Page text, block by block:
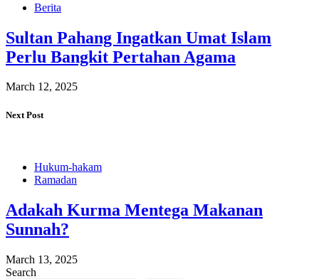
Berita
Sultan Pahang Ingatkan Umat Islam
Perlu Bangkit Pertahan Agama
March 12, 2025
Next Post
Hukum-hakam
Ramadan
Adakah Kurma Mentega Makanan
Sunnah?
March 13, 2025
Search